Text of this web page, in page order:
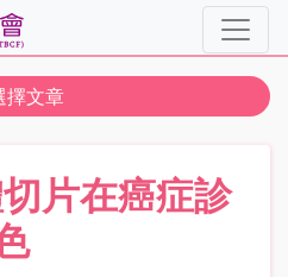
navigation
擇文章
片在癌症診